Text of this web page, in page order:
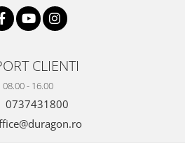
CLIENTI
08.00 - 16.00
0737431800